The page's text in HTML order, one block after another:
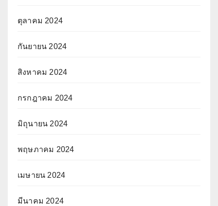
ตุลาคม 2024
กันยายน 2024
สิงหาคม 2024
กรกฎาคม 2024
มิถุนายน 2024
พฤษภาคม 2024
เมษายน 2024
มีนาคม 2024